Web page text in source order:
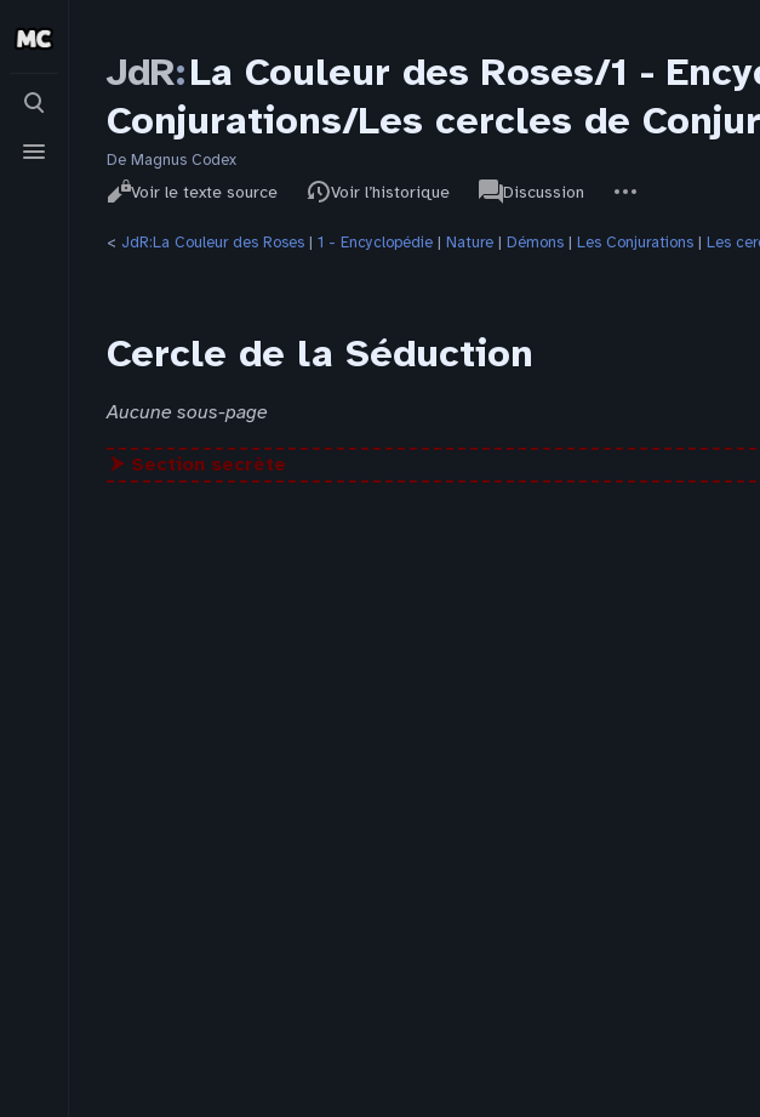
Basculer
recherche
Basculer
le
JdR:La Couleur des Roses/1 -
Conjurations/Les cercles de
De Magnus Codex
Affichages
LireVoir le texte source Voir l’historique
associated-
pages
JdRDiscussion
actions
< JdR:La Couleur des Roses ‎ | 1 - Encyclopédie ‎ | Nature ‎ | Démons ‎ | Les Conjurations ‎ | Les
Cercle de la Séduction
Aucune sous-page
⮞ Section secrète